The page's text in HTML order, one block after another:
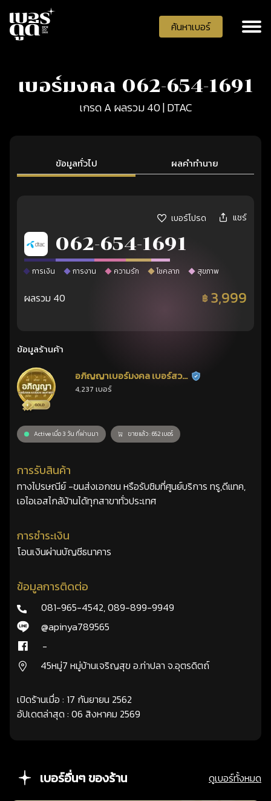
ค้นหาเบอร์
เบอร์มงคล 062-654-1691
เกรด A ผลรวม 40 | DTAC
ข้อมูลทั่วไป ผลคำทำนาย
เบอร์โปรด แชร์
062-654-1691
การเงิน การงาน ความรัก โชคลาภ สุขภาพ
ผลรวม 40 ฿ 3,999
ข้อมูลร้านค้า
อภิญญาเบอร์มงคล เบอร์สวย
เลขศาสตร์
ร้านยืนยันแล้ว
4,237 เบอร์
Active เมื่อ 3 วัน ที่ผ่านมา ขายแล้ว : 652 เบอร์
การรับสินค้า
ทางไปรษณีย์ -ขนส่งเอกชน หรือรับซิมที่ศูนย์บริการ ทรู,ดีแทค,
เอไอเอสไกล้บ้านได้ทุกสาขาทั่วประเทศ
การชำระเงิน
โอนเงินผ่านบัญชีธนาคาร
ข้อมูลการติดต่อ
081-965-4542,089-899-9949
@apinya789565
-
45หมู่7 หมู่บ้านเจริญสุข อ.ท่าปลา จ.อุตรดิตถ์
เปิดร้านเมื่อ : 17 กันยายน 2562
อัปเดตล่าสุด : 06 สิงหาคม 2569
เบอร์อื่นๆ ของร้าน ดูเบอร์ทั้งหมด